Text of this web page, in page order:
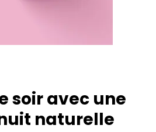
soir avec une
naturelle